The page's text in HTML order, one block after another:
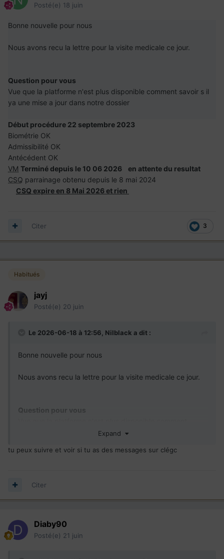
Posté(e) 18 juin
Bonne nouvelle pour nous
Nous avons recu la lettre pour la visite medicale ce jour.
Question pour vous
Vue que la platforme n'est plus disponible comment savoir s il
ya une mise a jour dans notre dossier
Début procédure 22 septembre 2023
Biométrie OK
Admissibilité OK
Antécédent OK
VM Terminé depuis le 10 06 2026 en attente du resultat
CSQ parrainage obtenu depuis le 8 mai 2024
CSQ expire en 8 Mai 2026 et rien
3
Citer
Habitués
jayj
Posté(e) 20 juin
Le 2026-06-18 à 12:56, Nilblack a dit :
Bonne nouvelle pour nous
Nous avons recu la lettre pour la visite medicale ce jour.
Question pour vous
savoir s il ya une mise a jour dans notre dossier
Début procédure 22 septembre 2023
Antécédent OK
VM Terminé depuis le 10 06 2026 en attente du
CSQ
parrainage obtenu depuis le 8 mai 2024
CSQ expire en 8 Mai 2026 et rien
Expand
tu peux suivre et voir si tu as des messages sur clégc
Citer
Diaby90
Posté(e) 21 juin